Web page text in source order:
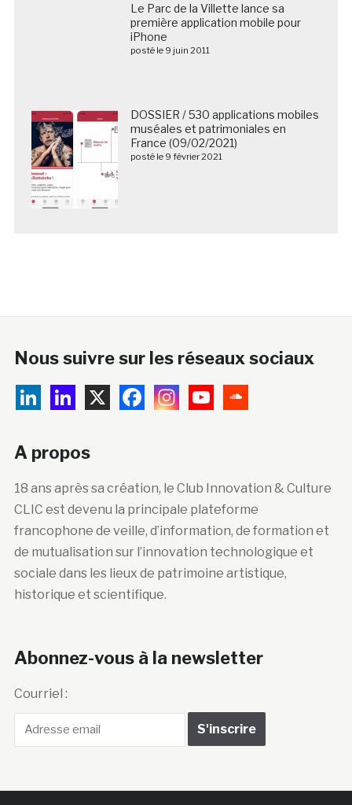
Le Parc de la Villette lance sa
première application mobile pour
iPhone
posté le 9 juin 2011
DOSSIER / 530 applications mobiles
muséales et patrimoniales en
France (09/02/2021)
posté le 9 février 2021
Nous suivre sur les réseaux sociaux
A propos
18 ans après sa création, le Club Innovation & Culture
CLIC est devenu la principale plateforme
francophone de veille, d’information, de formation et
de mutualisation sur l’innovation technologique et
sociale dans les lieux de patrimoine artistique,
historique et scientifique.
Abonnez-vous à la newsletter
Courriel :